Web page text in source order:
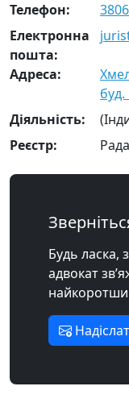
Телефон:
Електронна
пошта:
Адреса:
буд.
Діяльність:
Реєстр:
Будь ласка,
адвокат